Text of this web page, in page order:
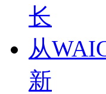
长
从
新